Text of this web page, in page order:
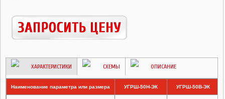
ХАРАКТЕРИСТИКИ СХЕМЫ ОПИСАНИЕ
Наименование параметра или размера УГРШ-50Н-ЭК УГРШ-50В-ЭК